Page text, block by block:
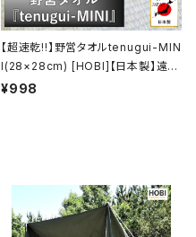
【超速乾!!】野営タオルtenugui-MIN
I(28×28cm) [HOBI]【日本製】遠州
染め [職人による注染] シャンタン生
¥998